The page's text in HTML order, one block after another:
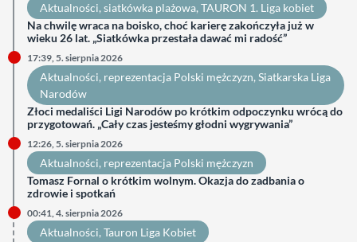
Aktualności, siatkówka plażowa, TAURON 1. Liga kobiet
Na chwilę wraca na boisko, choć karierę zakończyła już w
wieku 26 lat. „Siatkówka przestała dawać mi radość”
17:39, 5. sierpnia 2026
Aktualności, reprezentacja Polski mężczyzn, Siatkarska Liga
Narodów
Złoci medaliści Ligi Narodów po krótkim odpoczynku wrócą do
przygotowań. „Cały czas jesteśmy głodni wygrywania”
12:26, 5. sierpnia 2026
Aktualności, reprezentacja Polski mężczyzn
Tomasz Fornal o krótkim wolnym. Okazja do zadbania o
zdrowie i spotkań
00:41, 4. sierpnia 2026
Aktualności, Tauron Liga Kobiet